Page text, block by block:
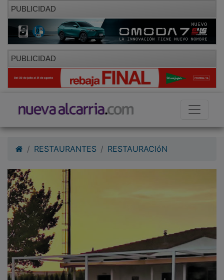
PUBLICIDAD
PUBLICIDAD